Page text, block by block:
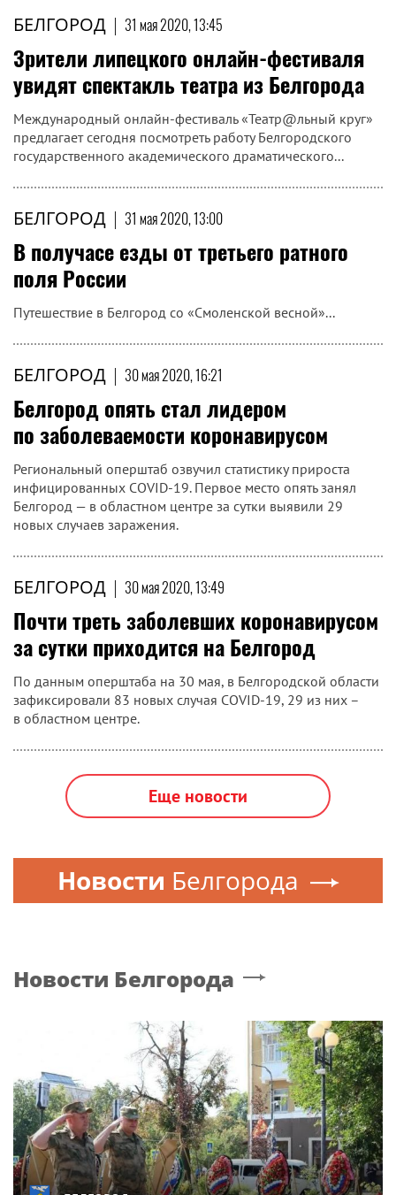
БЕЛГОРОД | 31 мая 2020, 13:45
Зрители липецкого онлайн-фестиваля
увидят спектакль театра из Белгорода
Международный онлайн-фестиваль «Театр@льный круг»
предлагает сегодня посмотреть работу Белгородского
государственного академического драматического...
БЕЛГОРОД | 31 мая 2020, 13:00
В получасе езды от третьего ратного
поля России
Путешествие в Белгород со «Смоленской весной»...
БЕЛГОРОД | 30 мая 2020, 16:21
Белгород опять стал лидером
по заболеваемости коронавирусом
Региональный оперштаб озвучил статистику прироста
инфицированных COVID-19. Первое место опять занял
Белгород — в областном центре за сутки выявили 29
новых случаев заражения.
БЕЛГОРОД | 30 мая 2020, 13:49
Почти треть заболевших коронавирусом
за сутки приходится на Белгород
По данным оперштаба на 30 мая, в Белгородской области
зафиксировали 83 новых случая COVID-19, 29 из них –
в областном центре.
Еще новости
Новости Белгорода
Новости Белгорода